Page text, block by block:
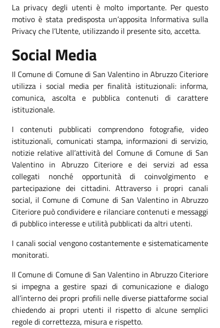
La privacy degli utenti è molto importante. Per questo
motivo è stata predisposta un’apposita Informativa sulla
Privacy che l’Utente, utilizzando il presente sito, accetta.
Social Media
Il Comune di Comune di San Valentino in Abruzzo Citeriore
utilizza i social media per finalità istituzionali: informa,
comunica, ascolta e pubblica contenuti di carattere
istituzionale.
I contenuti pubblicati comprendono fotografie, video
istituzionali, comunicati stampa, informazioni di servizio,
notizie relative all’attività del Comune di Comune di San
Valentino in Abruzzo Citeriore e dei servizi ad essa
collegati nonché opportunità di coinvolgimento e
partecipazione dei cittadini. Attraverso i propri canali
social, il Comune di Comune di San Valentino in Abruzzo
Citeriore può condividere e rilanciare contenuti e messaggi
di pubblico interesse e utilità pubblicati da altri utenti.
I canali social vengono costantemente e sistematicamente
monitorati.
Il Comune di Comune di San Valentino in Abruzzo Citeriore
si impegna a gestire spazi di comunicazione e dialogo
all’interno dei propri profili nelle diverse piattaforme social
chiedendo ai propri utenti il rispetto di alcune semplici
regole di correttezza, misura e rispetto.